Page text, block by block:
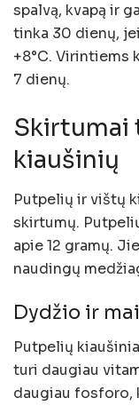
spalvą, kvapą ir
tinka 30 dienų,
+8°C. Virintiems
7 dienų.
Skirtumai
kiaušinių
Putpelių ir vištų
skirtumų.
apie 12 gramų.
naudingų
Dydžio ir
Putpelių
turi daugiau
daugiau fosforo,